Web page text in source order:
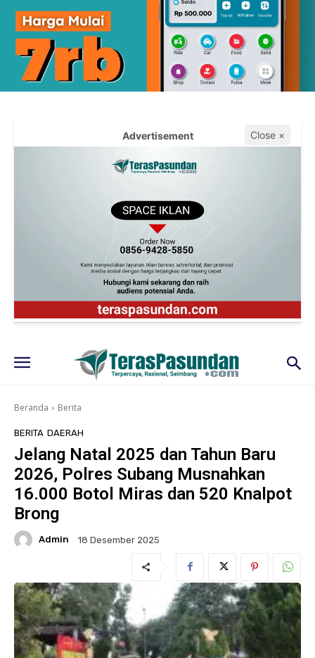
Advertisement Close ×
Beranda Berita
BERITA DAERAH
Jelang Natal 2025 dan Tahun Baru
2026, Polres Subang Musnahkan
16.000 Botol Miras dan 520 Knalpot
Brong
Admin 18 Desember 2025